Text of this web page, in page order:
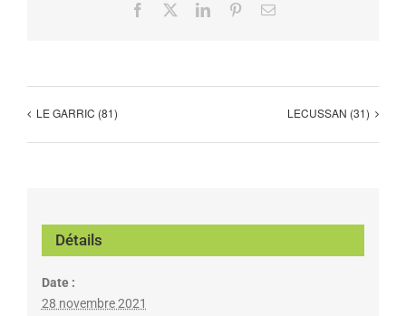
Facebook LinkedInPinterestEmail
LE GARRIC (81) LECUSSAN (31)
Détails
Date :
28 novembre 2021